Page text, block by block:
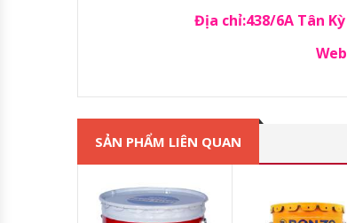
Địa chỉ:438/6A Tân
SẢN PHẨM LIÊN QUAN